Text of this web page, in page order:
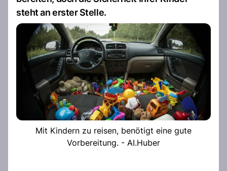
steht an erster Stelle.
Mit Kindern zu reisen, benötigt eine gute
Vorbereitung. - AI.Huber